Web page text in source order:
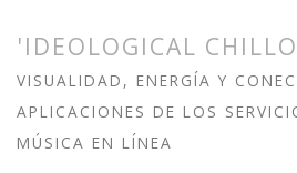
'IDEOLOGICAL
VISUALIDAD, ENERGÍA Y
APLICACIONES DE LOS
MÚSICA EN LÍNEA